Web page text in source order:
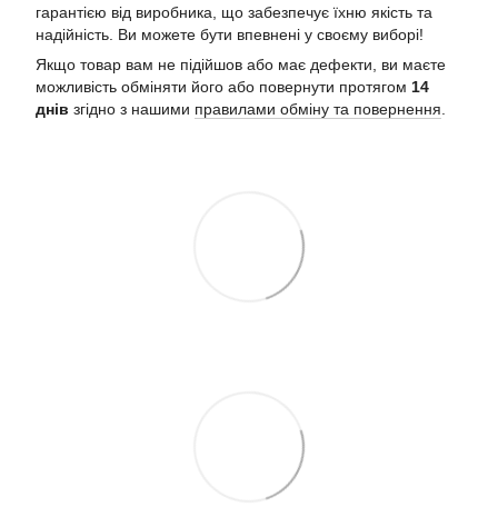
гарантією від виробника, що забезпечує їхню якість та
надійність. Ви можете бути впевнені у своєму виборі!
Якщо товар вам не підійшов або має дефекти, ви маєте
можливість обміняти його або повернути протягом 14
днів згідно з нашими правилами обміну та повернення